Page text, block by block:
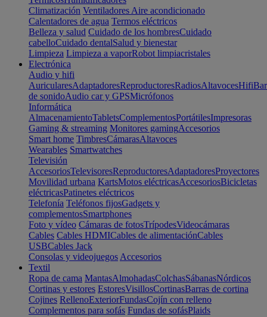
Climatización Ventiladores Aire acondicionado
Calentadores de agua Termos eléctricos
Belleza y salud Cuidado de los hombresCuidado
cabelloCuidado dentalSalud y bienestar
Limpieza Limpieza a vaporRobot limpiacristales
Electrónica
Audio y hifi
AuricularesAdaptadoresReproductoresRadiosAltavocesHifi
de sonidoAudio car y GPSMicrófonos
Informática
AlmacenamientoTabletsComplementosPortátilesImpresoras
Gaming & streaming Monitores gamingAccesorios
Smart home TimbresCámarasAltavoces
Wearables Smartwatches
Televisión
AccesoriosTelevisoresReproductoresAdaptadoresProyectores
Movilidad urbana KartsMotos eléctricasAccesoriosBicicletas
eléctricasPatinetes eléctricos
Telefonía Teléfonos fijosGadgets y
complementosSmartphones
Foto y vídeo Cámaras de fotosTrípodesVideocámaras
Cables Cables HDMICables de alimentaciónCables
USBCables Jack
Consolas y videojuegos Accesorios
Textil
Ropa de cama MantasAlmohadasColchasSábanasNórdicos
Cortinas y estores EstoresVisillosCortinasBarras de cortina
Cojines RellenoExteriorFundasCojín con relleno
Complementos para sofás Fundas de sofásPlaids